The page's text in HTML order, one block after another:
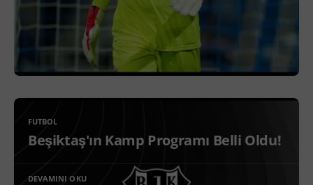
FUTBOL
Beşiktaş'ın Kamp Programı Belli Oldu!
DEVAMINI OKU